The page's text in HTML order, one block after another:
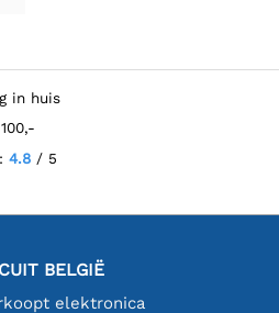
in huis
4.8 / 5
BELGIË
elektronica